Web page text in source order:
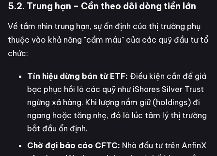
5.2. Trung hạn – Cần theo dõi dòng tiền lớn
Về tầm nhìn trung hạn, sự ổn định của thị trường phụ
thuộc vào khả năng "cầm máu" của các quỹ đầu tư tổ
chức:
Tín hiệu dừng bán từ ETF: Điều kiện cần để giá
bạc phục hồi là các quỹ như iShares Silver Trust
ngừng xả hàng. Khi lượng nắm giữ (holdings) đi
ngang hoặc tăng nhẹ, đó là lúc tâm lý thị trường
bắt đầu ổn định.
Chờ đợi báo cáo CFTC: Nhà đầu tư trên AnfinX